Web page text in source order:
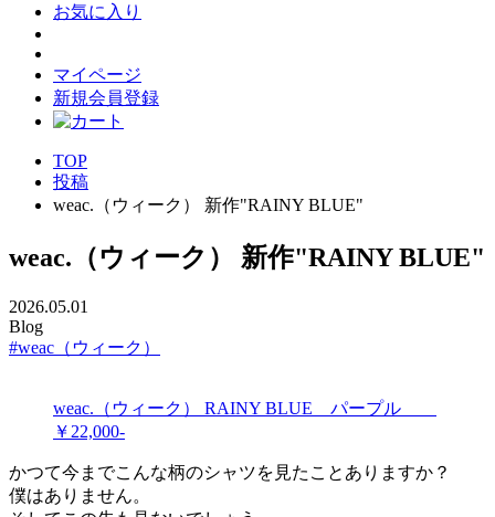
お気に入り
マイページ
新規会員登録
TOP
投稿
weac.（ウィーク） 新作"RAINY BLUE"
weac.（ウィーク） 新作"RAINY BLUE"
2026.05.01
Blog
#weac（ウィーク）
weac.（ウィーク） RAINY BLUE パープル
￥22,000-
かつて今までこんな柄のシャツを見たことありますか？
僕はありません。